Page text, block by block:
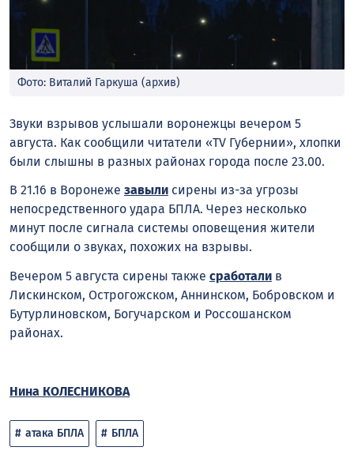
Фото: Виталий Гаркуша (архив)
Звуки взрывов услышали воронежцы вечером 5
августа. Как сообщили читатели «TV Губернии», хлопки
были слышны в разных районах города после 23.00.
В 21.16 в Воронеже завыли сирены из-за угрозы
непосредственного удара БПЛА. Через несколько
минут после сигнала системы оповещения жители
сообщили о звуках, похожих на взрывы.
Вечером 5 августа сирены также сработали в
Лискинском, Острогожском, Аннинском, Бобровском и
Бутурлиновском, Богучарском и Россошанском
районах.
Нина КОЛЕСНИКОВА
атака БПЛА БПЛА